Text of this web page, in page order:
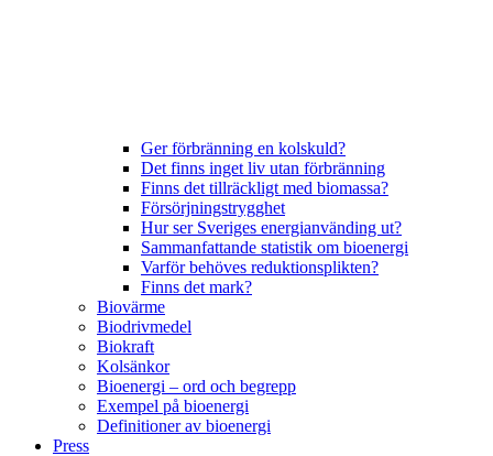
Ger förbränning en kolskuld?
Det finns inget liv utan förbränning
Finns det tillräckligt med biomassa?
Försörjningstrygghet
Hur ser Sveriges energianvänding ut?
Sammanfattande statistik om bioenergi
Varför behöves reduktionsplikten?
Finns det mark?
Biovärme
Biodrivmedel
Biokraft
Kolsänkor
Bioenergi – ord och begrepp
Exempel på bioenergi
Definitioner av bioenergi
Press